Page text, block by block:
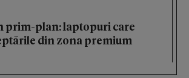
prim-plan: laptopuri care
din zona premium